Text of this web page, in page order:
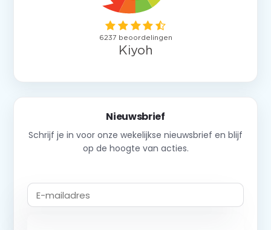
Nieuwsbrief
Schrijf je in voor onze wekelijkse nieuwsbrief en blijf
op de hoogte van acties.